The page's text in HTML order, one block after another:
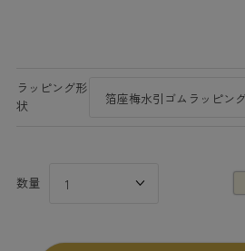
ラッピング形
状